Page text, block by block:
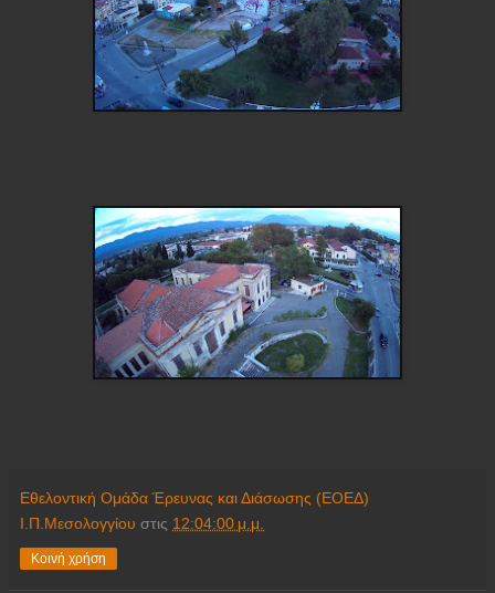
Εθελοντική Ομάδα Έρευνας και Διάσωσης (ΕΟΕΔ)
Ι.Π.Μεσολογγίου στις 12:04:00 μ.μ.
Κοινή χρήση